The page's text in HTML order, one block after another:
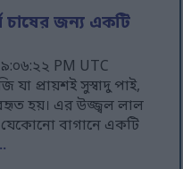
চাষের জন্য একটি
PM UTC
যা প্রায়শই সুস্বাদু পাই,
হয়। এর উজ্জ্বল লাল
যেকোনো বাগানে একটি